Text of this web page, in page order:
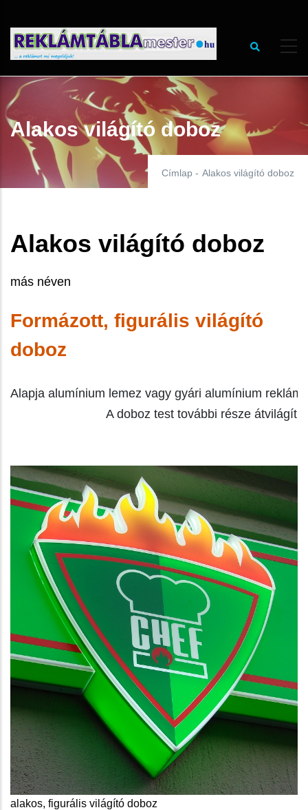
tartalomra
Alakos világító doboz
Címlap - Alakos világító doboz
Alakos világító doboz
más néven
Formázott, figurális világító
doboz
Alapja alumínium lemez vagy gyári alumínium
A doboz test további része
alakos, figurális világító doboz